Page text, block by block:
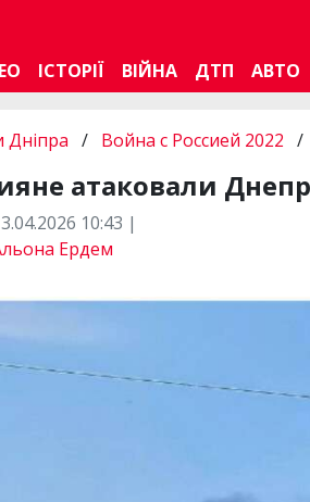
ІСТОРІЇ ВІЙНА ДТП АВТО
Дніпра / Война с Россией 2022 /
атаковали
10:43 |
Ердем